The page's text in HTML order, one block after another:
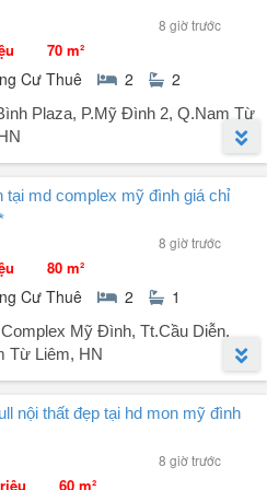
full đồ chỉ mang nội thất.
hộ khu vực Mỹ Đình, Cầu Giấy.
ạ,
8 giờ trước
70 m²
Cư Thuê 2 2
Plaza, P.Mỹ Đình 2, Q.Nam Từ
hộ tại An Bình Plaza, 97 Trần
thất giá 12 triệu nhà đẹp.
ở.
tiết.
tại md complex mỹ đình giá chỉ
8 giờ trước
80 m²
Cư Thuê 2 1
Mỹ Đình, Tt.Cầu Diễn,
Từ Liêm, HN
MD Complex Mỹ Đình giá chỉ
nội thất đẹp tại hd mon mỹ đình
8 giờ trước
60 m²